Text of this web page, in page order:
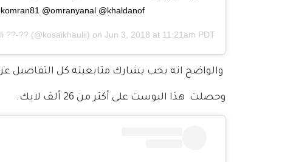
@omranyanal @khaldanof
??-?? (@kosaikhaulii) on Jun 3, 2018 at 11:21am PDT
والواضح انه بحب يشارك متابعينه كل التفاصيل
وحصلت  هذا البوست على أكتر من 26 ألف لايك.